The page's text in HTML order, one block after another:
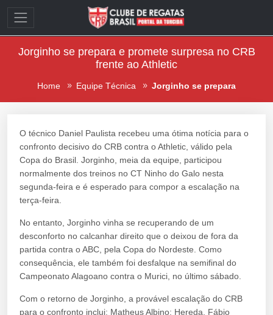
Jorginho se prepara e promete surpresa no CRB
frente ao Athletic
Home Equipe Técnica Jorginho se prepara
O técnico Daniel Paulista recebeu uma ótima notícia para o
confronto decisivo do CRB contra o Athletic, válido pela
Copa do Brasil. Jorginho, meia da equipe, participou
normalmente dos treinos no CT Ninho do Galo nesta
segunda-feira e é esperado para compor a escalação na
terça-feira.
No entanto, Jorginho vinha se recuperando de um
desconforto no calcanhar direito que o deixou de fora da
partida contra o ABC, pela Copa do Nordeste. Como
consequência, ele também foi desfalque na semifinal do
Campeonato Alagoano contra o Murici, no último sábado.
Com o retorno de Jorginho, a provável escalação do CRB
para o confronto inclui: Matheus Albino; Hereda, Fábio